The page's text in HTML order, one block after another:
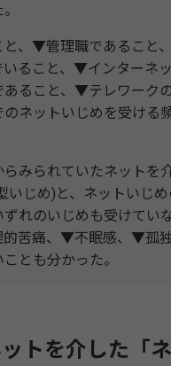
、▼管理職であること
いること、▼インターネ
あること、▼テレワーク
ネットいじめを受ける
みられていたネットを
いじめ)と、ネットいじ
れのいじめも受けてい
苦痛、▼不眠感、▼孤
とも分かった。
トを介した「